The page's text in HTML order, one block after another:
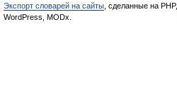
Экспорт словарей на сайты , сделанные на PHP,
WordPress, MODx.